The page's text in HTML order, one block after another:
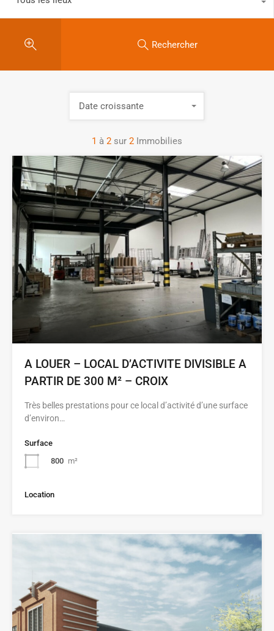
Rechercher
1 à 2 sur 2 Immobilies
Date croissante
A LOUER – LOCAL D’ACTIVITE DIVISIBLE A
PARTIR DE 300 M² – CROIX
Très belles prestations pour ce local d’activité d’une surface
d’environ…
Surface
800 m²
Location